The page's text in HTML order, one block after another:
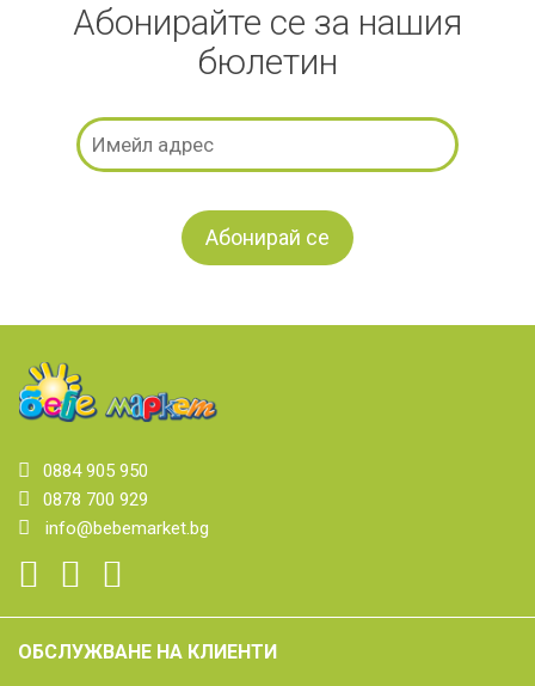
Абонирайте се за нашия
бюлетин
0884 905 950
0878 700 929
info@bebemarket.bg
ОБСЛУЖВАНЕ НА КЛИЕНТИ